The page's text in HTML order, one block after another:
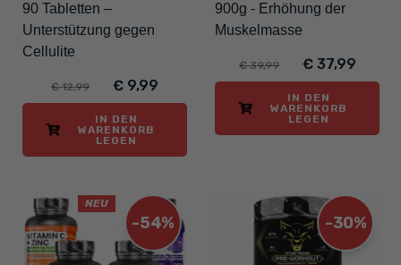
90 Tabletten –
Unterstützung gegen
Cellulite
€ 12,99 € 9,99
IN DEN
WARENKORB
LEGEN
900g - Erhöhung der
Muskelmasse
€ 39,99 € 37,99
IN DEN
WARENKORB
LEGEN
-54%
NEU
-30%